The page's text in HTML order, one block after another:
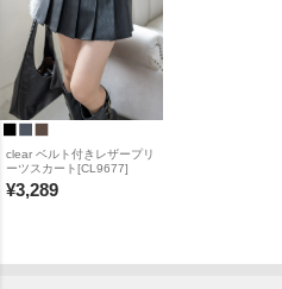
clear ベルト付きレザープリ
ーツスカート[CL9677]
¥3,289